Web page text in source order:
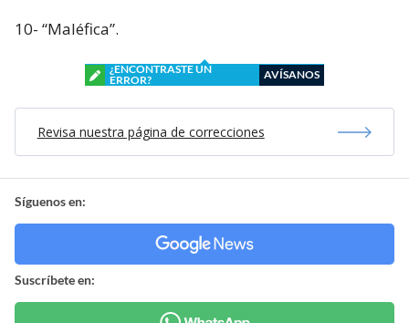
10- “Maléfica”.
¿ENCONTRASTE UN
ERROR?
AVÍSANOS
Revisa nuestra página de correcciones
Síguenos en:
Suscríbete en: